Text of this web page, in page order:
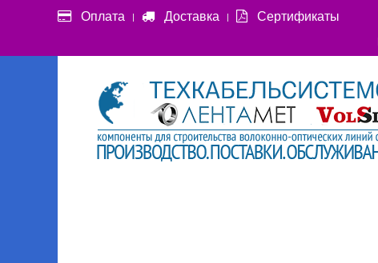
Оплата Доставка Сертификаты